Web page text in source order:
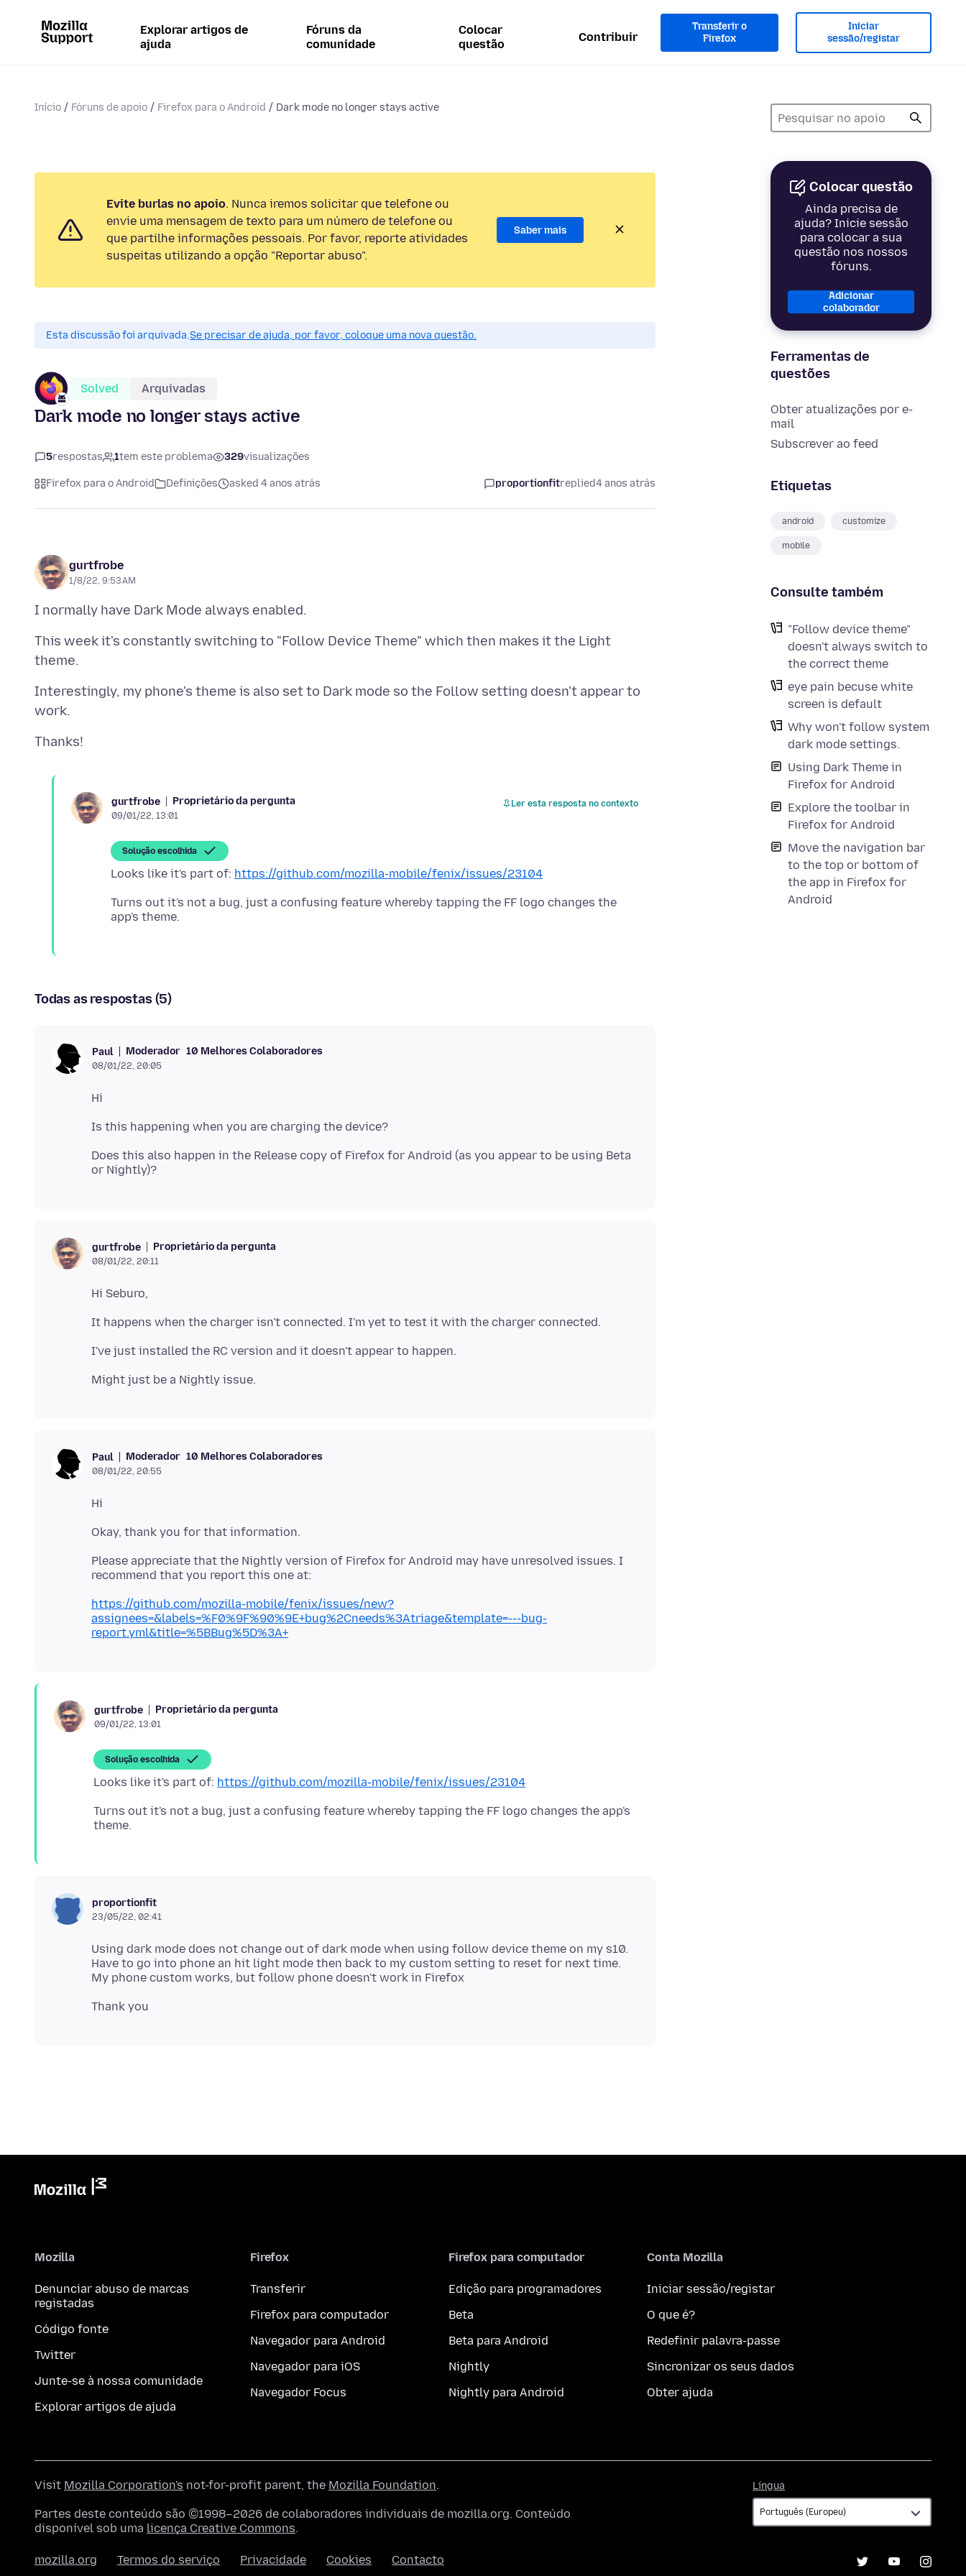
Explorar artigos de
ajuda
Fóruns da
comunidade
Colocar
questão
Contribuir
Transferir o
Firefox
Iniciar
sessão/registar
Início Fóruns de apoio Firefox para o Android Dark mode no longer stays active
Colocar questão
Ainda precisa de
ajuda? Inicie sessão
para colocar a sua
questão nos nossos
fóruns.
Adicionar
colaborador
Ferramentas de
questões
Obter atualizações por e-
mail
Subscrever ao feed
Etiquetas
android customize
mobile
Consulte também
"Follow device theme"
doesn't always switch to
the correct theme
eye pain becuse white
screen is default
Why won't follow system
dark mode settings.
Using Dark Theme in
Firefox for Android
Explore the toolbar in
Firefox for Android
Move the navigation bar
to the top or bottom of
the app in Firefox for
Android
Evite burlas no apoio. Nunca iremos solicitar que telefone ou
envie uma mensagem de texto para um número de telefone ou
que partilhe informações pessoais. Por favor, reporte atividades
suspeitas utilizando a opção "Reportar abuso".
Saber mais
Esta discussão foi arquivada.Se precisar de ajuda, por favor, coloque uma nova questão.
Solved Arquivadas
Dark mode no longer stays active
5respostas 1tem este problema 329visualizações
Firefox para o Android Definições asked 4 anos atrás proportionfitreplied4 anos atrás
gurtfrobe
1/8/22, 9:53 AM
This week it's constantly switching to "Follow Device Theme" which then makes it the Light
Interestingly, my phone's theme is also set to Dark mode so the Follow setting doesn't appear to
gurtfrobe Proprietário da pergunta
09/01/22, 13:01
Ler esta resposta no contexto
Solução escolhida
Looks like it's part of: https://github.com/mozilla-mobile/fenix/issues/23104
Turns out it's not a bug, just a confusing feature whereby tapping the FF logo changes the
Todas as respostas (5)
Paul Moderador 10 Melhores Colaboradores
08/01/22, 20:05
Does this also happen in the Release copy of Firefox for Android (as you appear to be using Beta
gurtfrobe Proprietário da pergunta
08/01/22, 20:11
Paul Moderador 10 Melhores Colaboradores
08/01/22, 20:55
Please appreciate that the Nightly version of Firefox for Android may have unresolved issues. I
https://github.com/mozilla-mobile/fenix/issues/new?
assignees=&labels=%F0%9F%90%9E+bug%2Cneeds%3Atriage&template=---bug-
report.yml&title=%5BBug%5D%3A+
gurtfrobe Proprietário da pergunta
09/01/22, 13:01
Solução escolhida
Looks like it's part of: https://github.com/mozilla-mobile/fenix/issues/23104
Turns out it's not a bug, just a confusing feature whereby tapping the FF logo changes the app's
proportionfit
23/05/22, 02:41
Using dark mode does not change out of dark mode when using follow device theme on my s10.
Have to go into phone an hit light mode then back to my custom setting to reset for next time.
Mozilla
Denunciar abuso de marcas
registadas
Código fonte
Twitter
Junte-se à nossa comunidade
Explorar artigos de ajuda
Firefox
Transferir
Firefox para computador
Navegador para Android
Navegador para iOS
Navegador Focus
Firefox para computador
Edição para programadores
Beta
Beta para Android
Nightly
Nightly para Android
Conta Mozilla
Iniciar sessão/registar
O que é?
Redefinir palavra-passe
Sincronizar os seus dados
Obter ajuda
Língua
Visit Mozilla Corporation's not-for-profit parent, the Mozilla Foundation.
Partes deste conteúdo são ©1998–2026 de colaboradores individuais de mozilla.org. Conteúdo
disponível sob uma licença Creative Commons.
mozilla.org Termos do serviço Privacidade Cookies Contacto